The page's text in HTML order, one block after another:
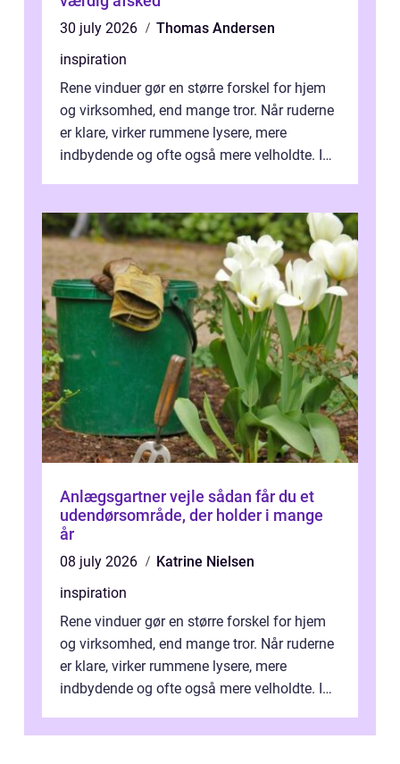
30 july 2026
Thomas Andersen
inspiration
Rene vinduer gør en større forskel for hjem
og virksomhed, end mange tror. Når ruderne
er klare, virker rummene lysere, mere
indbydende og ofte også mere velholdte. I
Anlægsgartner vejle sådan får du et
udendørsområde, der holder i mange
år
08 july 2026
Katrine Nielsen
inspiration
Rene vinduer gør en større forskel for hjem
og virksomhed, end mange tror. Når ruderne
er klare, virker rummene lysere, mere
indbydende og ofte også mere velholdte. I